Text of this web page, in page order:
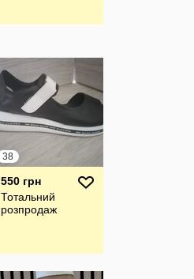
38
550 грн
Тотальний
розпродаж